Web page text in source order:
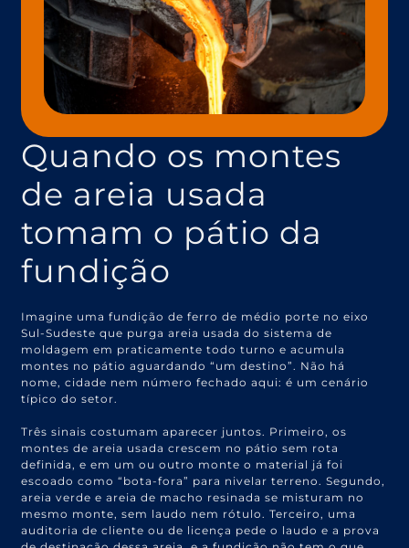
Quando os montes
de areia usada
tomam o pátio da
fundição
Imagine uma fundição de ferro de médio porte no eixo
Sul-Sudeste que purga areia usada do sistema de
moldagem em praticamente todo turno e acumula
montes no pátio aguardando “um destino”. Não há
nome, cidade nem número fechado aqui: é um cenário
típico do setor.
Três sinais costumam aparecer juntos. Primeiro, os
montes de areia usada crescem no pátio sem rota
definida, e em um ou outro monte o material já foi
escoado como “bota-fora” para nivelar terreno. Segundo,
areia verde e areia de macho resinada se misturam no
mesmo monte, sem laudo nem rótulo. Terceiro, uma
auditoria de cliente ou de licença pede o laudo e a prova